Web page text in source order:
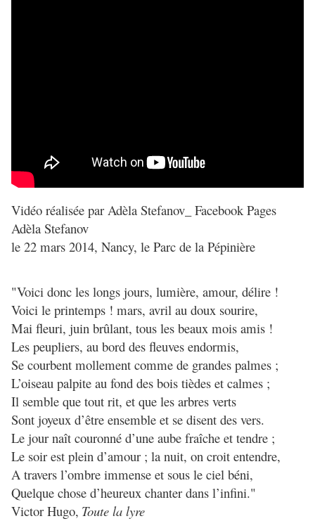
Vidéo réalisée par Adèla Stefanov_ Facebook Pages
Adèla Stefanov
le 22 mars 2014, Nancy, le Parc de la Pépinière
"Voici donc les longs jours, lumière, amour, délire !
Voici le printemps ! mars, avril au doux sourire,
Mai fleuri, juin brûlant, tous les beaux mois amis !
Les peupliers, au bord des fleuves endormis,
Se courbent mollement comme de grandes palmes ;
L’oiseau palpite au fond des bois tièdes et calmes ;
Il semble que tout rit, et que les arbres verts
Sont joyeux d’être ensemble et se disent des vers.
Le jour naît couronné d’une aube fraîche et tendre ;
Le soir est plein d’amour ; la nuit, on croit entendre,
A travers l’ombre immense et sous le ciel béni,
Quelque chose d’heureux chanter dans l’infini."
Victor Hugo, Toute la lyre